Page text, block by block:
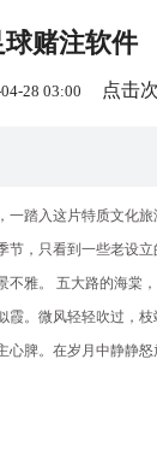
赌注软件
28 03:00 点击次
一踏入这片特质文化
节，只看到一些老设
不雅。 五大路的海棠
霞。微风轻轻吹过，
心脾。在岁月中静静